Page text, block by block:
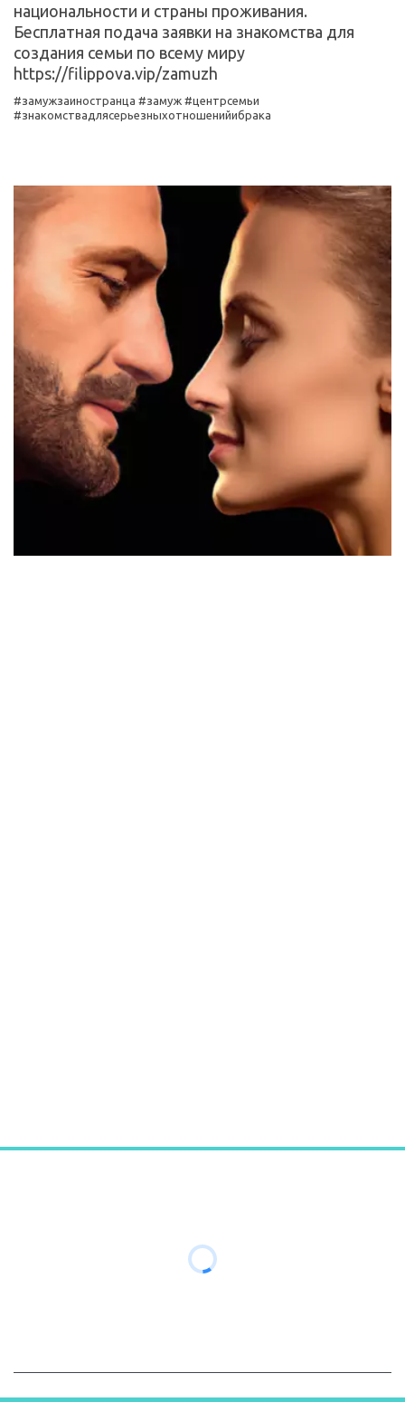
национальности и страны проживания.
Бесплатная подача заявки на знакомства для
создания семьи по всему миру
https://filippova.vip/zamuzh
#замужзаиностранца #замуж #центрсемьи
#знакомствадлясерьезныхотношенийибрака